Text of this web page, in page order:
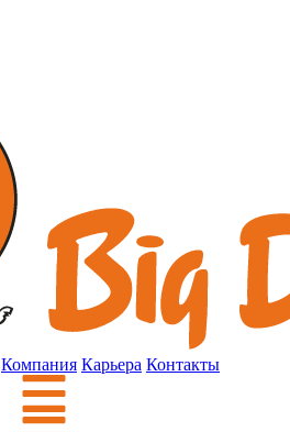
Компания Карьера Контакты